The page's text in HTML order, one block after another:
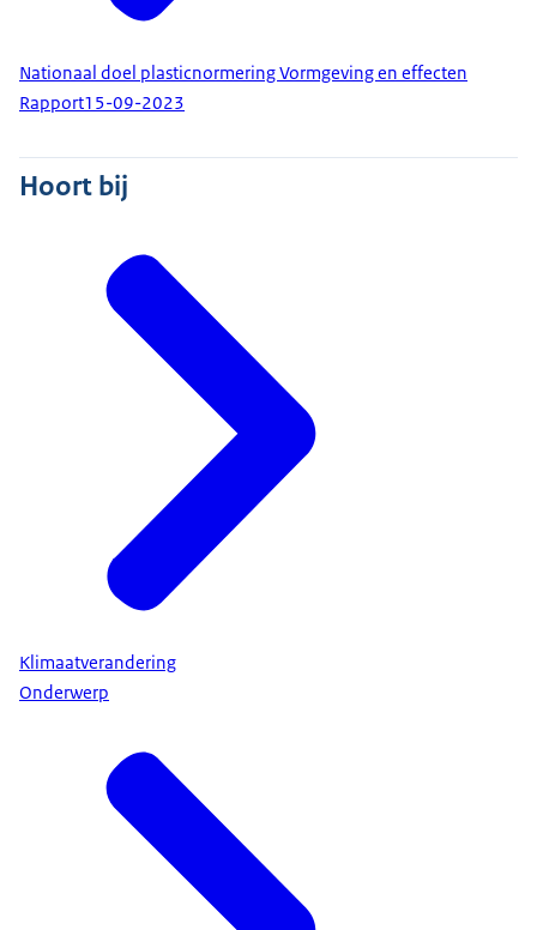
Nationaal doel plasticnormering Vormgeving en effecten
Rapport15-09-2023
Hoort bij
Klimaatverandering
Onderwerp